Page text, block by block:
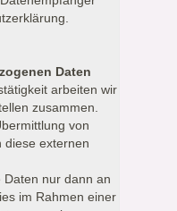
Daten
arbeiten wir
zusammen.
von
diese externen
Daten nur dann an
im Rahmen einer